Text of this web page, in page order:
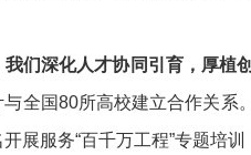
们深化人才协同引育，厚植
全国80所高校建立合作关系
展服务“百千万工程”专题培